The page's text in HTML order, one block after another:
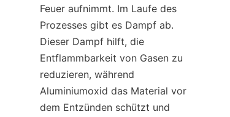
Feuer aufnimmt. Im Laufe des
Prozesses gibt es Dampf ab.
Dieser Dampf hilft, die
Entflammbarkeit von Gasen zu
reduzieren, während
Aluminiumoxid das Material vor
dem Entzünden schützt und